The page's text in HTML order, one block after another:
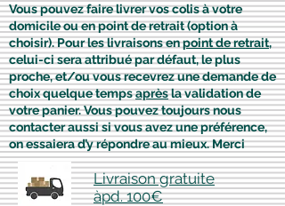
Vous pouvez faire livrer vos colis à votre
domicile ou en point de retrait (option à
choisir). Pour les livraisons enpoint de retrait,
celui-ci sera attribué par défaut, le plus
proche, et/ou vous recevrez une demande de
choix quelque tempsaprèsla validation de
votre panier. Vous pouvez toujours nous
contacter aussi si vous avez une préférence,
on essaiera d’y répondre au mieux. Merci
Livraison gratuite
àpd. 100€